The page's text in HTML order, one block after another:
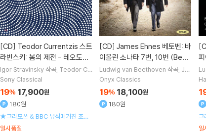
[CD]
라빈스키: 봄의 제전 - 테오도르
쿠렌치스 (Stravinsky: Le Sac
re du Printemps)
Igor Stravinsky 작곡 Teodor Cu
rrentzis지휘 MusicAeterna
Sony Classical
19% 17,900원
180원
★그라모폰 & BBC 뮤직매거진 초이
스
일시품절
[CD]
이올린 소나타 7번, 10번 (Beet
hoven: Violin Sonatas)
Ludwig van Beethoven 작곡 Ja
mes Ehnes Andrew Armstrong
Onyx Classics
19% 18,100원
180원
e
그
일